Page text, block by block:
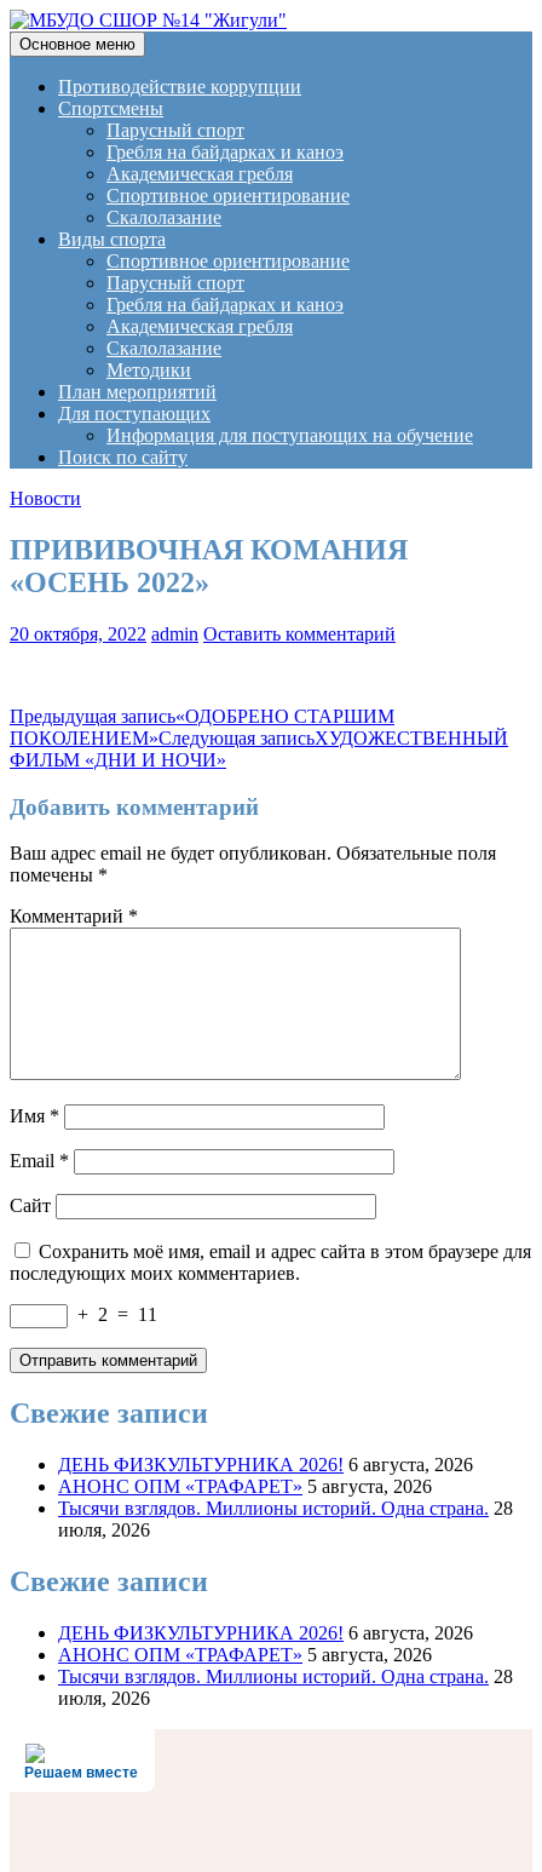
МБУДО СШОР №14
"Жигули"
Поиск
Основное меню Перейти
к
содержимому
Противодействие коррупции
Спортсмены
Парусный спорт
Гребля на байдарках и каноэ
Академическая гребля
Спортивное ориентирование
Скалолазание
Виды спорта
Спортивное ориентирование
Парусный спорт
Гребля на байдарках и каноэ
Академическая гребля
Скалолазание
Методики
План мероприятий
Для поступающих
Информация для поступающих на обучение
Поиск по сайту
Новости
ПРИВИВОЧНАЯ КОМАНИЯ
«ОСЕНЬ 2022»
20 октября, 2022 admin Оставить комментарий
Навигация
по
Предыдущая запись«ОДОБРЕНО СТАРШИМ
ПОКОЛЕНИЕМ»Следующая записьХУДОЖЕСТВЕННЫЙ
ФИЛЬМ «ДНИ И НОЧИ»
Добавить комментарий
Ваш адрес email не будет опубликован. Обязательные поля
помечены *
Комментарий *
Имя *
Email *
Сайт
Сохранить моё имя, email и адрес сайта в этом браузере для
последующих моих комментариев.
+ 2 = 11
Свежие записи
ДЕНЬ ФИЗКУЛЬТУРНИКА 2026! 6 августа, 2026
АНОНС ОПМ «ТРАФАРЕТ» 5 августа, 2026
Тысячи взглядов. Миллионы историй. Одна страна. 28
июля, 2026
Свежие записи
ДЕНЬ ФИЗКУЛЬТУРНИКА 2026! 6 августа, 2026
АНОНС ОПМ «ТРАФАРЕТ» 5 августа, 2026
Тысячи взглядов. Миллионы историй. Одна страна. 28
июля, 2026
Решаем вместе